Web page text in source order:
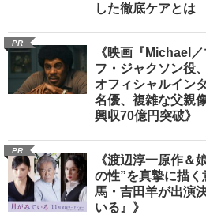
した徹底ケアとは
PR
《映画『Michael
フ・ジャクソン役
オフィシャルイン
名優、複雑な父親
興収70億円突破》
PR
《渡辺淳一原作＆
の性”を真摯に描
馬・吉田羊が出演
いる』》